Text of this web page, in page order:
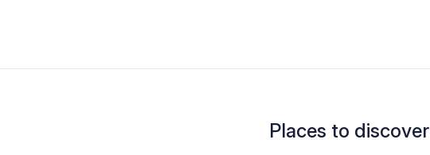
Places to discover